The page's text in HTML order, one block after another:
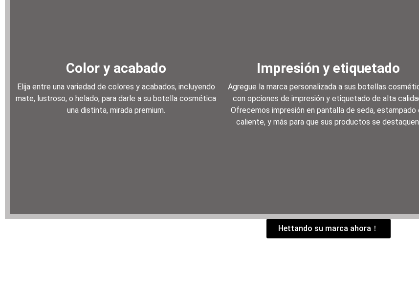
Color y acabado
Elija entre una variedad de colores y acabados, incluyendo
mate, lustroso, o helado, para darle a su botella cosmética
una distinta, mirada premium.
Impresión y etiquetado
Agregue la marca personalizada a sus botellas
con opciones de impresión y etiquetado de alta
Ofrecemos impresión en pantalla de seda, estampado
caliente, y más para que sus productos se
Hettando su marca ahora！